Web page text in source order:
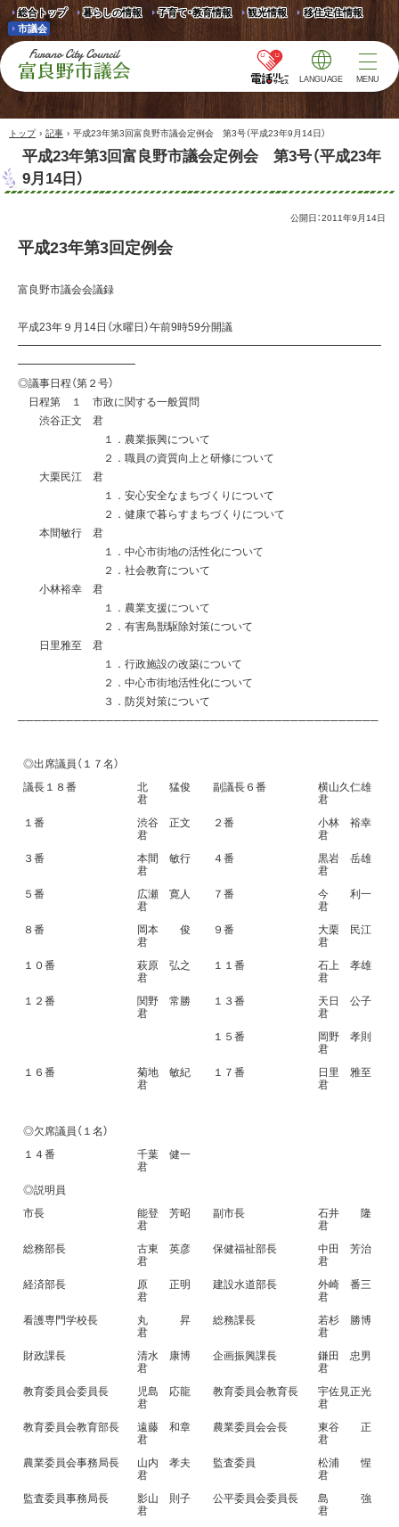
総合トップ 暮らしの情報 子育て・教育情報 観光情報
移住定住情報
市議会
富良野市議会 Furano
City Council
LANGUAGE MENU
トップ › 記事 › 平成23年第3回富良野市議会定例会 第3号（平成23年9月14日）
平成23年第3回富良野市議会定例会 第3号（平成23年
9月14日）
公開日：2011年9月14日
平成23年第3回定例会
富良野市議会会議録
平成23年９月14日（水曜日）午前9時59分開議
━━━━━━━━━━━━━━━━━━━━━━━━━━━━━━━━━━
━━━━━━━━━━━
◎議事日程（第２号）
日程第 １ 市政に関する一般質問
渋谷正文 君
１．農業振興について
２．職員の資質向上と研修について
大栗民江 君
１．安心安全なまちづくりについて
２．健康で暮らすまちづくりについて
本間敏行 君
１．中心市街地の活性化について
２．社会教育について
小林裕幸 君
１．農業支援について
２．有害鳥獣駆除対策について
日里雅至 君
１．行政施設の改築について
２．中心市街地活性化について
３．防災対策について
─────────────────────────────────────────────
◎出席議員（１７名）
議長１８番
北 猛俊
君
副議長６番
横山久仁雄
君
１番
渋谷 正文
君
２番
小林 裕幸
君
３番
本間 敏行
君
４番
黒岩 岳雄
君
５番
広瀬 寛人
君
７番
今 利一
君
８番
岡本 俊
君
９番
大栗 民江
君
１０番
萩原 弘之
君
１１番
石上 孝雄
君
１２番
関野 常勝
君
１３番
天日 公子
君
１５番
岡野 孝則
君
１６番
菊地 敏紀
君
１７番
日里 雅至
君
◎欠席議員（１名）
１４番
千葉 健一
君
◎説明員
市長
能登 芳昭
君
副市長
石井 隆
君
総務部長
古東 英彦
君
保健福祉部長
中田 芳治
君
経済部長
原 正明
君
建設水道部長
外崎 番三
君
看護専門学校長
丸 昇
君
総務課長
若杉 勝博
君
財政課長
清水 康博
君
企画振興課長
鎌田 忠男
君
教育委員会委員長
児島 応龍
君
教育委員会教育長
宇佐見正光
君
教育委員会教育部長
遠藤 和章
君
農業委員会会長
東谷 正
君
農業委員会事務局長
山内 孝夫
君
監査委員
松浦 惺
君
監査委員事務局長
影山 則子
君
公平委員会委員長
島 強
君